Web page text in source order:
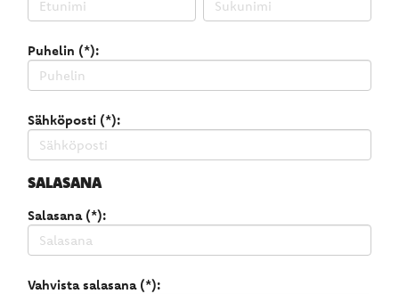
Puhelin (*):
Sähköposti (*):
SALASANA
Salasana (*):
Vahvista salasana (*):